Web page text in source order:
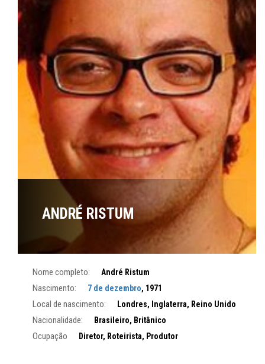
ANDRÉ RISTUM
Nome completo: André Ristum
Nascimento: 7 de dezembro, 1971
Local de nascimento: Londres, Inglaterra, Reino Unido
Nacionalidade: Brasileiro, Britânico
Ocupação Diretor, Roteirista, Produtor